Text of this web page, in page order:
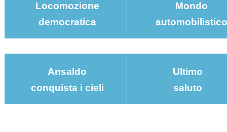
Locomozione
democratica
Mondo
automobilistico
Ansaldo
conquista i cieli
Ultimo
saluto